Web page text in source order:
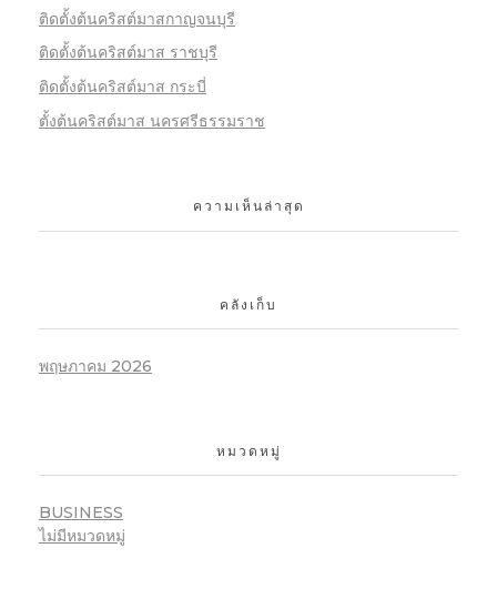
ติดตั้งต้นคริสต์มาสกาญจนบุรี
ติดตั้งต้นคริสต์มาส ราชบุรี
ติดตั้งต้นคริสต์มาส กระบี่
ตั้งต้นคริสต์มาส นครศรีธรรมราช
ความเห็นล่าสุด
คลังเก็บ
พฤษภาคม 2026
หมวดหมู่
BUSINESS
ไม่มีหมวดหมู่